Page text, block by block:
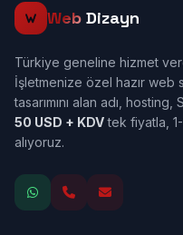
Web Dizayn
Türkiye geneline hizmet
İşletmenize özel hazır web
tasarımını alan adı, hosting,
50 USD + KDVtek fiyatla,
alıyoruz.